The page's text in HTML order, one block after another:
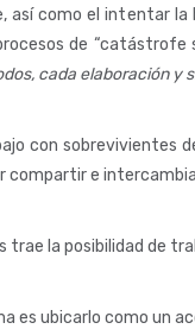
así como el intentar
de “catástrofe
cada elaboración y
con sobrevivientes
compartir e
trae la posibilidad de
es ubicarlo como un